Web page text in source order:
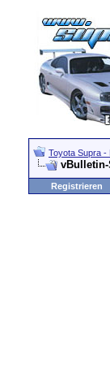
Toyota Supra -
Registrieren